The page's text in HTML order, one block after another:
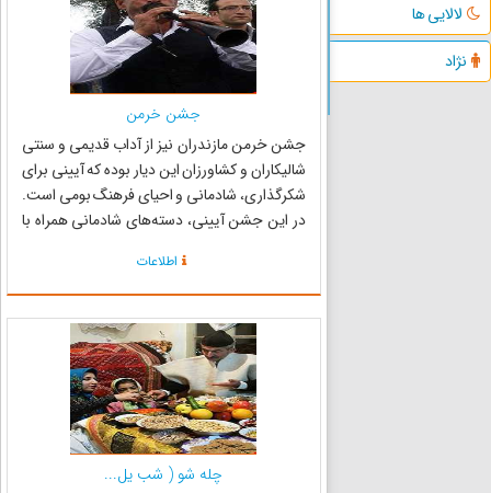
لالایی ها
نژاد
جشن خرمن
جشن خرمن مازندران نیز از آداب قدیمی و سنتی
شالیکاران و کشاورزان این دیار بوده که آیینی برای
شکرگذاری، شادمانی و احیای فرهنگ بومی است.
در این جشن آیینی، دسته‌های شادمانی همراه با
و همچنین مردان با ابزار و ادوات کشاورزی به اجرای
برنامه‌های...
اطلاعات
چله شو ( شب یل...